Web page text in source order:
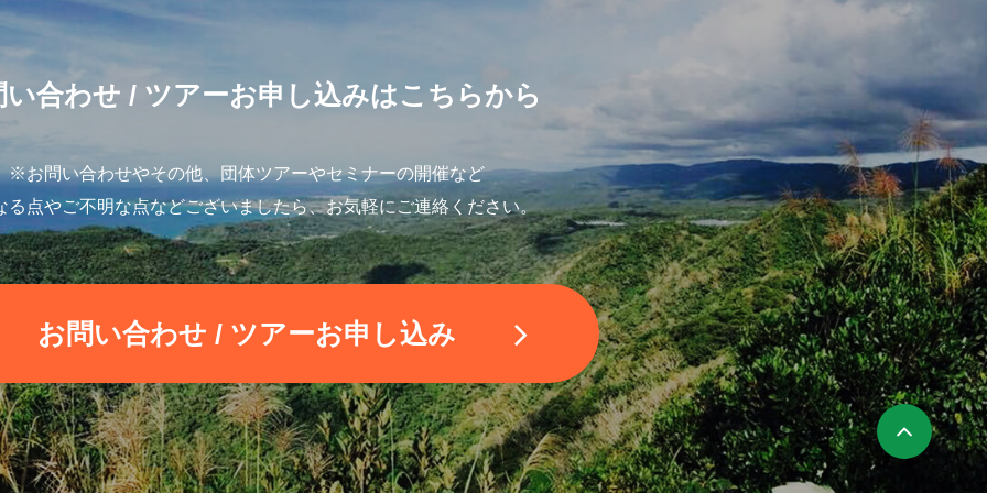
い合わせ / ツアーお申し込みはこちらから
※お問い合わせやその他、団体ツアーやセミナーの開催など
る点やご不明な点などございましたら、お気軽にご連絡ください。
お問い合わせ / ツアーお申し込み